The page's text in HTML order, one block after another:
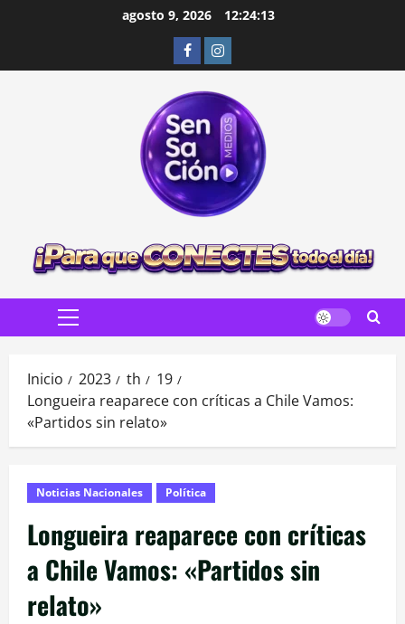
agosto 9, 2026 12:24:15
FacebookInstagram
Menú
Inicio 2023 th
19
Longueira reaparece con críticas a Chile Vamos:
«Partidos sin relato»
Noticias Nacionales Política
Longueira reaparece con críticas
a Chile Vamos: «Partidos sin
relato»